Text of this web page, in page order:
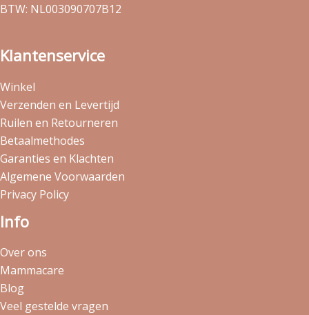
BTW: NL003090707B12
Klantenservice
Winkel
Verzenden en Levertijd
Ruilen en Retourneren
Betaalmethodes
Garanties en Klachten
Algemene Voorwaarden
Privacy Policy
Info
Over ons
Mammacare
Blog
Veel gestelde vragen